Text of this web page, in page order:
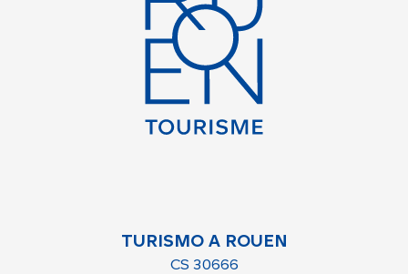
TURISMO A ROUEN
CS 30666